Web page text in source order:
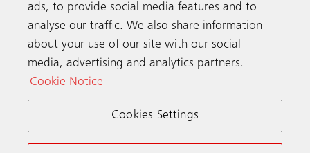
Get in touch
Schindler worldwide
ads, to provide social media features and to
analyse our traffic. We also share information
about your use of our site with our social
media, advertising and analytics partners.
Cookie Notice
Cookies Settings